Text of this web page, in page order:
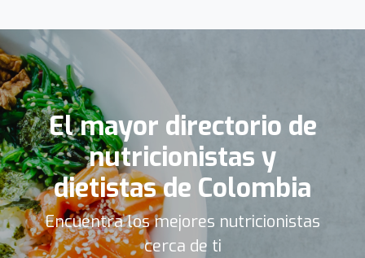
El mayor directorio de
nutricionistas y
dietistas de Colombia
Encuentra los mejores nutricionistas
cerca de ti